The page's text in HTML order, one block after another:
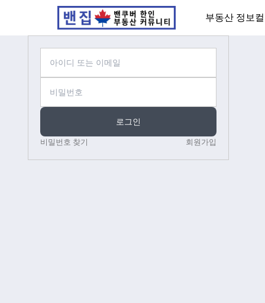
부동산 정보
로그인
비밀번호 찾기 회원가입